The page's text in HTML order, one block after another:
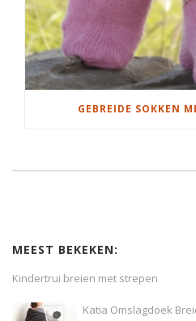
GEBREIDE SOKKEN
MEEST BEKEKEN:
Kindertrui breien met strepen
Katia Omslagdoek